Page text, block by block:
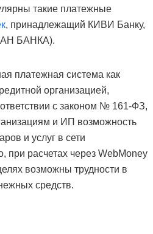
такие платежные
, принадлежащий КИВИ Банку,
БАНКА).
платежная система как
организацией,
с законом № 161-ФЗ,
и ИП возможность
и услуг в сети
при расчетах через WebMoney
возможны трудности в
средств.